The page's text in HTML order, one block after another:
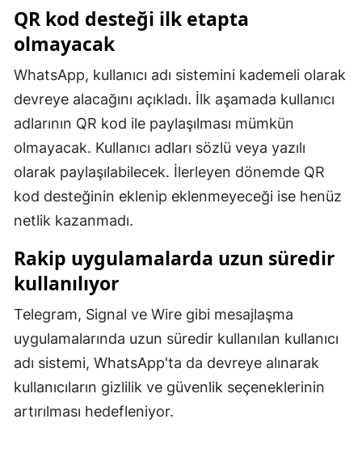
Şanlıurfa
Van
Yozgat
Zonguldak
Aksaray
Karaman
Batman
Bartın
Ardahan
QR kod desteği ilk etapta
olmayacak
WhatsApp, kullanıcı adı sistemini kademeli olarak
devreye alacağını açıkladı. İlk aşamada kullanıcı
adlarının QR kod ile paylaşılması mümkün
olmayacak. Kullanıcı adları sözlü veya yazılı
olarak paylaşılabilecek. İlerleyen dönemde QR
kod desteğinin eklenip eklenmeyeceği ise henüz
netlik kazanmadı.
Rakip uygulamalarda uzun süredir
kullanılıyor
Telegram, Signal ve Wire gibi mesajlaşma
uygulamalarında uzun süredir kullanılan kullanıcı
adı sistemi, WhatsApp'ta da devreye alınarak
kullanıcıların gizlilik ve güvenlik seçeneklerinin
artırılması hedefleniyor.